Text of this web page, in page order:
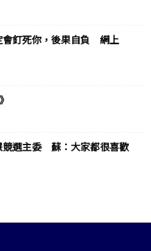
會釘死你，後果自負 網上
選主委 蘇：大家都很喜歡